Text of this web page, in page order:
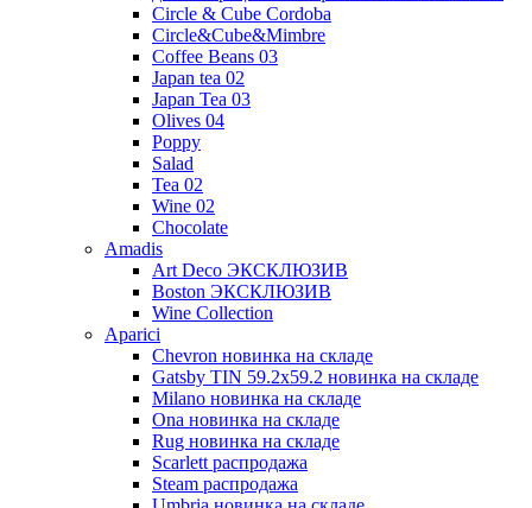
Circle & Cube Cordoba
Circle&Cube&Mimbre
Coffee Beans 03
Japan tea 02
Japan Tea 03
Olives 04
Poppy
Salad
Tea 02
Wine 02
Chocolate
Amadis
Art Deco ЭКСКЛЮЗИВ
Boston ЭКСКЛЮЗИВ
Wine Collection
Aparici
Chevron новинка на складе
Gatsby TIN 59.2x59.2 новинка на складе
Milano новинка на складе
Ona новинка на складе
Rug новинка на складе
Scarlett распродажа
Steam распродажа